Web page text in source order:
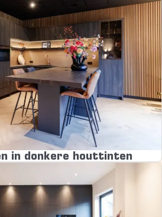
in donkere houttinten